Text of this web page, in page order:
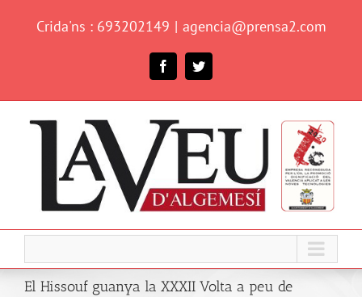
Crida'ns : 693202149 | agencia@prensa2.com
FacebookTwitter
El Hissouf guanya la XXXII Volta a peu de